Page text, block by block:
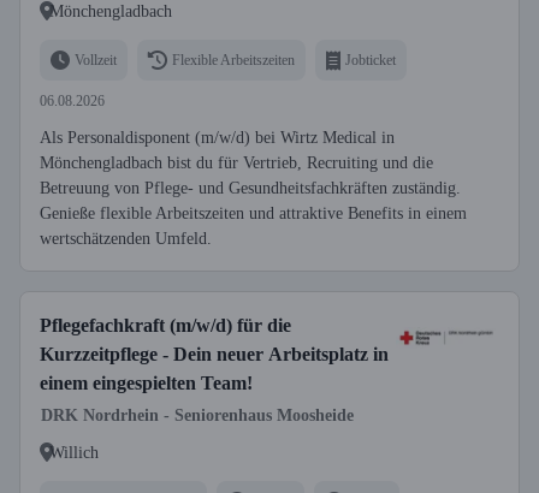
Mönchengladbach
Vollzeit Flexible Arbeitszeiten Jobticket
06.08.2026
Als Personaldisponent (m/w/d) bei Wirtz Medical in
Mönchengladbach bist du für Vertrieb, Recruiting und die
Betreuung von Pflege- und Gesundheitsfachkräften zuständig.
Genieße flexible Arbeitszeiten und attraktive Benefits in einem
wertschätzenden Umfeld.
Pflegefachkraft (m/w/d) für die
Kurzzeitpflege - Dein neuer Arbeitsplatz in
einem eingespielten Team!
DRK Nordrhein - Seniorenhaus Moosheide
Willich